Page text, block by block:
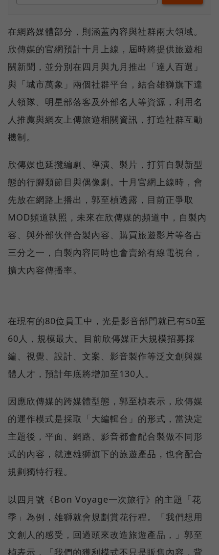
在網路媒體部分，則涵蓋內容與社群兩大領域。
欣傳媒的官網預計十月上線，屆時將提供旅遊相
關新聞，並分別在四月與九月推出「達人百選」
與「城市萬象」兩個社群平台，結合雄獅旗下達
人領隊、明星部落客及外部名人等資源，利用名
人推薦與網友上傳旅遊相關資訊，打造社群互動
機制。
欣傳媒也延攬編劇、導演、製片，打算自製新型
態的行腳類節目與偶像劇。十月官網上線時，會
先放在網路上播出，郭至楨透露，目前正爭取
MOD頻道執照，未來在欣傳媒的頻道中，自製內
容、與外部伙伴合製內容、購買旅遊影片等各占
三分之一，自製內容同時也會賣給有線電視台，
擴大內容傳播率。
在現有的80位員工中，光是影音部門就已有50至
60人，規模最大。目前欣傳媒正大規模招募採
編、視覺、設計、文案、影音製作等泛文創與媒
體人才，預計年底將增加至130人。
因應欣傳媒的跨媒體型態，郭至楨表示，欣傳媒
的運作模式是採取「大編輯台」的形式，當決定
主題後，平面、網路、影音都會配合製做不同形
式的內容，就連雄獅旗下的旅遊產品，也會配合
規劃獨特行程。
以四月號《Bon Voyage一次旅行》的主題「花
季」為例，雄獅就會規劃賞花行程。「我們想用
文創人的感受，回過頭來改造旅遊產品，」郭至
楨表示，「我們的獲利模式不只是販售內容，背